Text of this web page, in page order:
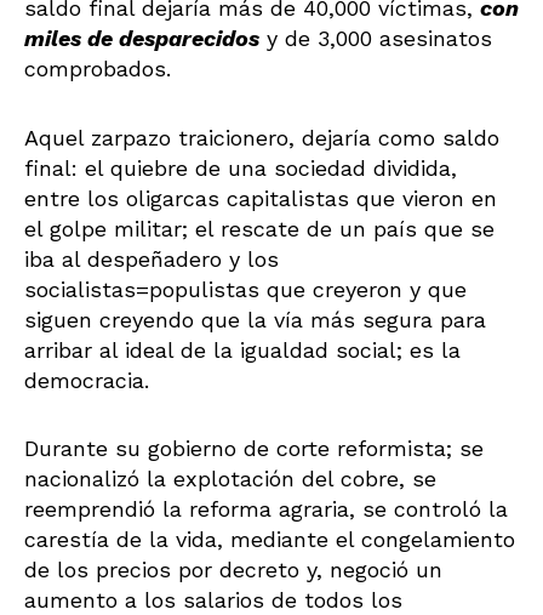
saldo final dejaría más de 40,000 víctimas, con
miles de desparecidos y de 3,000 asesinatos
comprobados.
Aquel zarpazo traicionero, dejaría como saldo
final: el quiebre de una sociedad dividida,
entre los oligarcas capitalistas que vieron en
el golpe militar; el rescate de un país que se
iba al despeñadero y los
socialistas=populistas que creyeron y que
siguen creyendo que la vía más segura para
arribar al ideal de la igualdad social; es la
democracia.
Durante su gobierno de corte reformista; se
nacionalizó la explotación del cobre, se
reemprendió la reforma agraria, se controló la
carestía de la vida, mediante el congelamiento
de los precios por decreto y, negoció un
aumento a los salarios de todos los